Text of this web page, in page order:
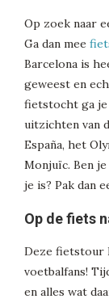
Op zoek naar
Ga dan mee
Barcelona is
geweest en
fietstocht ga je
uitzichten van
España, het
Monjuïc. Ben
je is? Pak dan
Op de fiets
Deze fietstour
voetbalfans!
en alles wat